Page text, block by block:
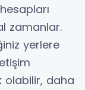
zamanlar.
yerlere
olabilir, daha